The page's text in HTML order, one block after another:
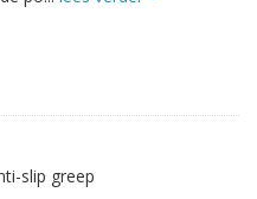
slip greep